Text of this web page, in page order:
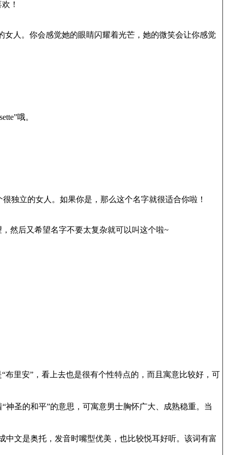
！
人。你会感觉她的眼睛闪耀着光芒，她的微笑会让你感觉
哦。
独立的女人。如果你是，那么这个名字就很适合你啦！
然后又希望名字不要太复杂就可以叫这个啦~
里安”，看上去也是很有个性特点的，而且寓意比较好，可
圣的和平”的意思，可寓意男士胸怀广大、成熟稳重。当
文是奥托，发音时嘴型优美，也比较悦耳好听。该词有富